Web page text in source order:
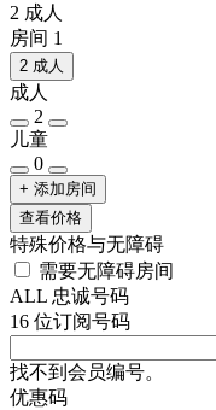
2 成人
房间 1
2 成人
成人
2
儿童
0
+ 添加房间
查看价格
特殊价格与无障碍
需要无障碍房间
ALL 忠诚号码
16 位订阅号码
找不到会员编号。
优惠码